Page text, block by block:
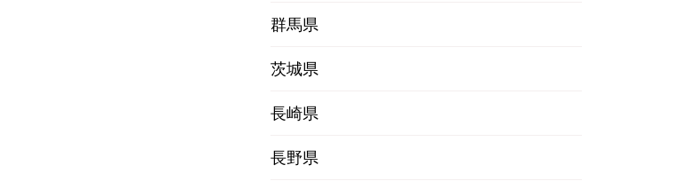
群馬県
茨城県
長崎県
長野県